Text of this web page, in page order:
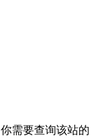
需要查询该站的